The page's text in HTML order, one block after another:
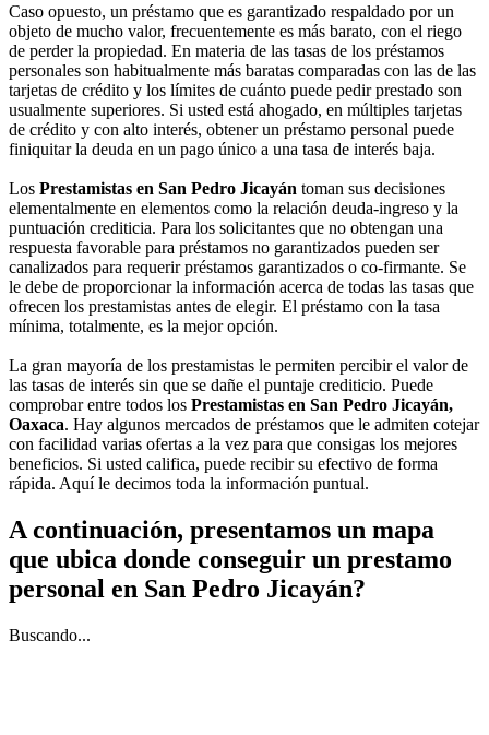
Caso opuesto, un préstamo que es garantizado respaldado por un
objeto de mucho valor, frecuentemente es más barato, con el riego
de perder la propiedad. En materia de las tasas de los préstamos
personales son habitualmente más baratas comparadas con las de las
tarjetas de crédito y los límites de cuánto puede pedir prestado son
usualmente superiores. Si usted está ahogado, en múltiples tarjetas
de crédito y con alto interés, obtener un préstamo personal puede
finiquitar la deuda en un pago único a una tasa de interés baja.
Los Prestamistas en San Pedro Jicayán toman sus decisiones
elementalmente en elementos como la relación deuda-ingreso y la
puntuación crediticia. Para los solicitantes que no obtengan una
respuesta favorable para préstamos no garantizados pueden ser
canalizados para requerir préstamos garantizados o co-firmante. Se
le debe de proporcionar la información acerca de todas las tasas que
ofrecen los prestamistas antes de elegir. El préstamo con la tasa
mínima, totalmente, es la mejor opción.
La gran mayoría de los prestamistas le permiten percibir el valor de
las tasas de interés sin que se dañe el puntaje crediticio. Puede
comprobar entre todos los Prestamistas en San Pedro Jicayán,
Oaxaca. Hay algunos mercados de préstamos que le admiten cotejar
con facilidad varias ofertas a la vez para que consigas los mejores
beneficios. Si usted califica, puede recibir su efectivo de forma
rápida. Aquí le decimos toda la información puntual.
A continuación, presentamos un mapa
que ubica donde conseguir un prestamo
personal en San Pedro Jicayán?
Buscando...